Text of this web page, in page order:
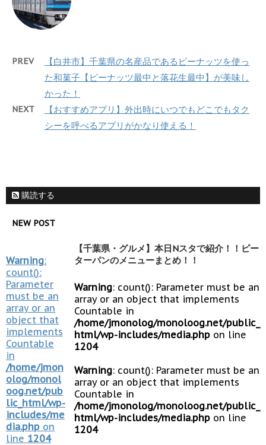
PREV
【白井市】千葉県の名産品であるピーナッツを使っ
た和菓子【ピーナッツ最中と落花生最中】が美味し
かった！
NEXT
【おすすめアプリ】外出時にいつでもどこでもタク
シーを呼べるアプリがかなり使える！
購読する
NEW POST
Warning:
count():
Parameter
must be an
array or an
object that
implements
Countable
in
/home/jmon
olog/monol
oog.net/pub
lic_html/wp-
includes/me
dia.php on
line 1204
【千葉県・グルメ】本日Nスタで紹介！！ピー
ターパンのメニューまとめ！！
Warning: count(): Parameter must be an
array or an object that implements
Countable in
/home/jmonolog/monoloog.net/public_
html/wp-includes/media.php on line
1204
Warning: count(): Parameter must be an
array or an object that implements
Countable in
/home/jmonolog/monoloog.net/public_
html/wp-includes/media.php on line
1204